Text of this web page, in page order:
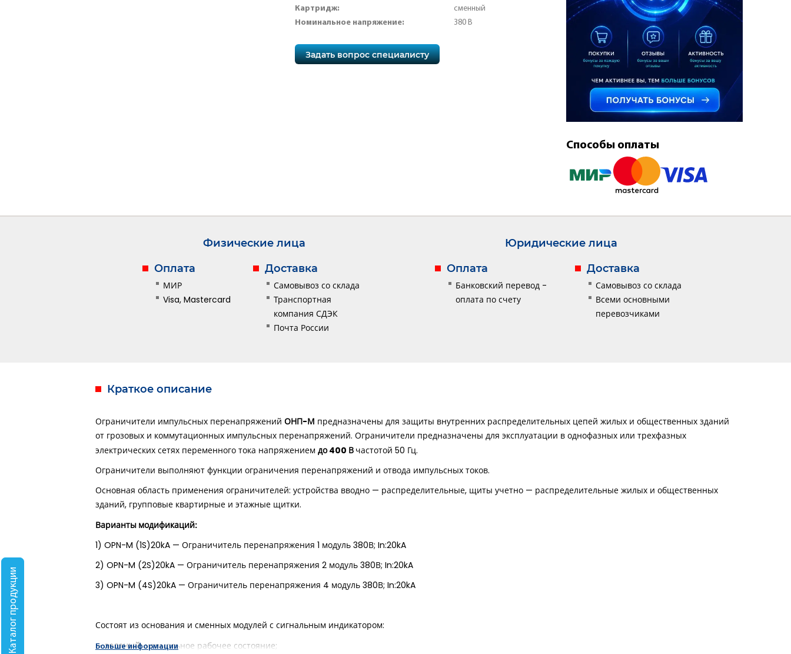
Каталог продукции
Картридж: сменный
Номинальное напряжение: 380 В
Задать вопрос специалисту
Способы оплаты
Физические лица
Оплата
МИР
Visa, Mastercard
Доставка
Самовывоз со склада
Транспортная
компания СДЭК
Почта России
Юридические лица
Оплата
Банковский перевод -
оплата по счету
Доставка
Самовывоз со склада
Всеми основными
перевозчиками
Краткое описание
Ограничители импульсных перенапряжений ОНП-М предназначены для защиты внутренних распределительных цепей жилых и общественных зданий
от грозовых и коммутационных импульсных перенапряжений. Ограничители предназначены для эксплуатации в однофазных или трехфазных
электрических сетях переменного тока напряжением до 400 Вчастотой 50 Гц.
Ограничители выполняют функции ограничения перенапряжений и отвода импульсных токов.
Основная область применения ограничителей: устройства вводно — распределительные, щиты учетно — распределительные жилых и общественных
зданий, групповые квартирные и этажные щитки.
Варианты модификаций:
1) OPN-M (1S)20kA — Ограничитель перенапряжения 1 модуль 380В; In:20kA
2) OPN-M (2S)20kA — Ограничитель перенапряжения 2 модуль 380В; In:20kA
3) OPN-M (4S)20kA — Ограничитель перенапряжения 4 модуль 380В; In:20kA
Состоят из основания и сменных модулей с сигнальным индикатором:
— зеленый:нормальное рабочее состояние;
Больше информации